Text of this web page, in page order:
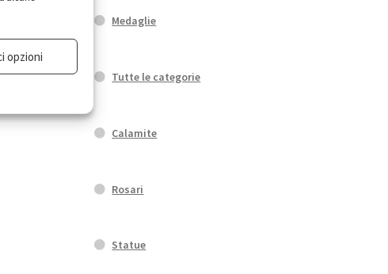
opzioni
Medaglie
Tutte le categorie
Calamite
Rosari
Statue